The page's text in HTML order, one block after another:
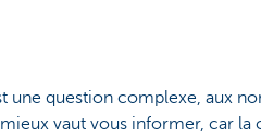
question complexe, aux
vaut vous informer, car la